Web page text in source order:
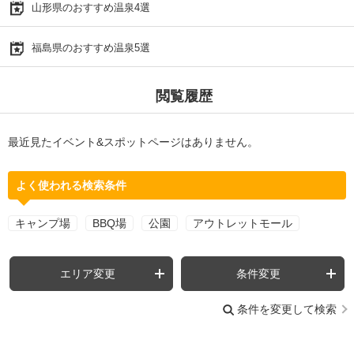
山形県のおすすめ温泉4選
福島県のおすすめ温泉5選
閲覧履歴
最近見たイベント&スポットページはありません。
よく使われる検索条件
キャンプ場 BBQ場 公園 アウトレットモール
エリア変更 条件変更
条件を変更して検索